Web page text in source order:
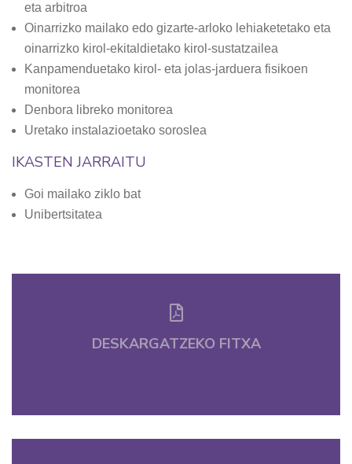
eta arbitroa
Oinarrizko mailako edo gizarte-arloko lehiaketetako eta
oinarrizko kirol-ekitaldietako kirol-sustatzailea
Kanpamenduetako kirol- eta jolas-jarduera fisikoen
monitorea
Denbora libreko monitorea
Uretako instalazioetako soroslea
IKASTEN JARRAITU
Goi mailako ziklo bat
Unibertsitatea
DESKARGATZEKO FITXA